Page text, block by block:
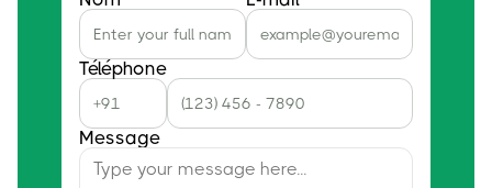
Téléphone
Message